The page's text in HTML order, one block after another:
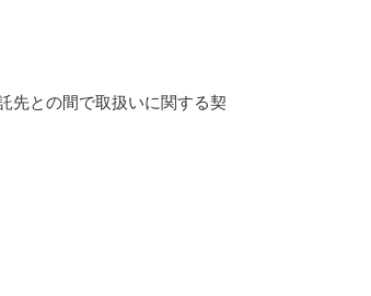
先との間で取扱いに関する契